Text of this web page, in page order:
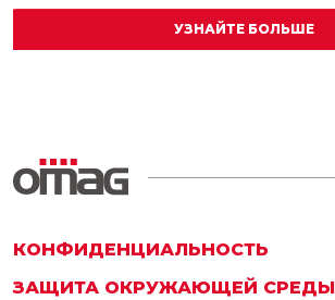
УЗНАЙТЕ БОЛЬШЕ
КОНФИДЕНЦИАЛЬНОСТЬ
ЗАЩИТА ОКРУЖАЮЩЕЙ СРЕДЫ